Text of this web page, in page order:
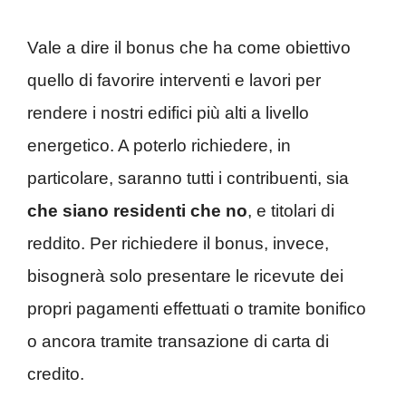
Vale a dire il bonus che ha come obiettivo
quello di favorire interventi e lavori per
rendere i nostri edifici più alti a livello
energetico. A poterlo richiedere, in
particolare, saranno tutti i contribuenti, sia
che siano residenti che no, e titolari di
reddito. Per richiedere il bonus, invece,
bisognerà solo presentare le ricevute dei
propri pagamenti effettuati o tramite bonifico
o ancora tramite transazione di carta di
credito.